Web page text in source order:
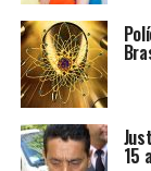
15